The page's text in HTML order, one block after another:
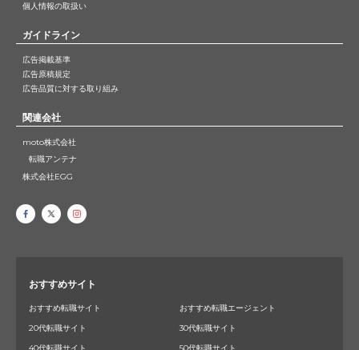
個人情報の取扱い
ガイドライン
広告掲載基準
広告原稿規定
広告品質に対する取り組み
関連会社
moto株式会社
転職アンテナ
株式会社EGG
おすすめサイト
おすすめ転職サイト
おすすめ転職エージェント
20代転職サイト
30代転職サイト